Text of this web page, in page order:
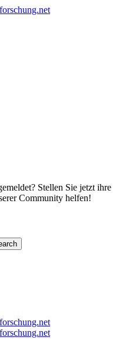
Stellen Sie jetzt ihre
Community helfen!